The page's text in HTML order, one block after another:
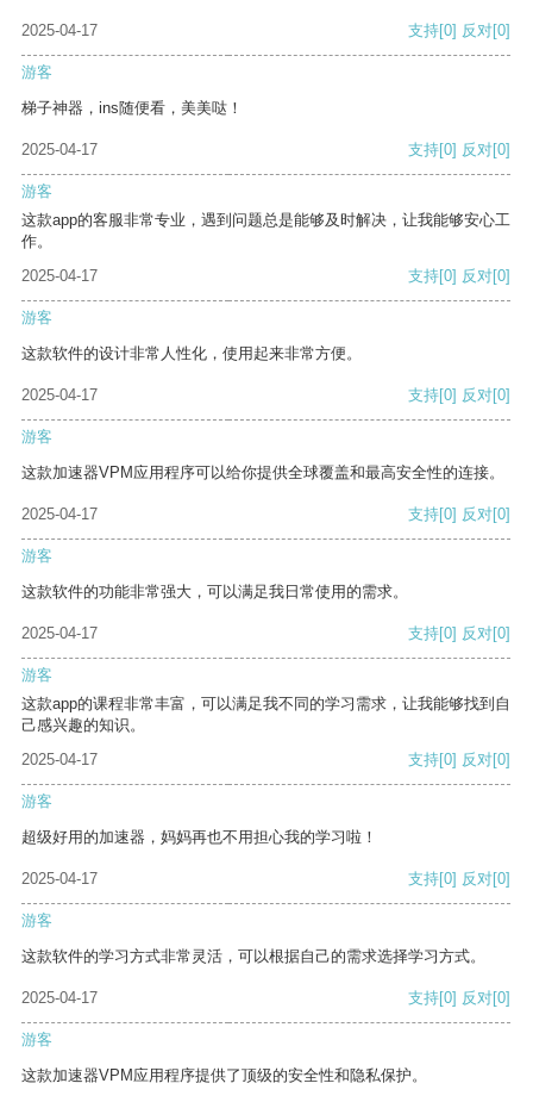
2025-04-17 支持[0] 反对[0]
游客
梯子神器，ins随便看，美美哒！
2025-04-17 支持[0] 反对[0]
游客
这款app的客服非常专业，遇到问题总是能够及时解决，让我能够安心工
作。
2025-04-17
支持[0] 反对[0]
游客
这款软件的设计非常人性化，使用起来非常方便。
2025-04-17 支持[0] 反对[0]
游客
这款加速器VPM应用程序可以给你提供全球覆盖和最高安全性的连接。
2025-04-17 支持[0] 反对[0]
游客
这款软件的功能非常强大，可以满足我日常使用的需求。
2025-04-17 支持[0] 反对[0]
游客
这款app的课程非常丰富，可以满足我不同的学习需求，让我能够找到自
己感兴趣的知识。
2025-04-17
支持[0] 反对[0]
游客
超级好用的加速器，妈妈再也不用担心我的学习啦！
2025-04-17 支持[0] 反对[0]
游客
这款软件的学习方式非常灵活，可以根据自己的需求选择学习方式。
2025-04-17 支持[0] 反对[0]
游客
这款加速器VPM应用程序提供了顶级的安全性和隐私保护。